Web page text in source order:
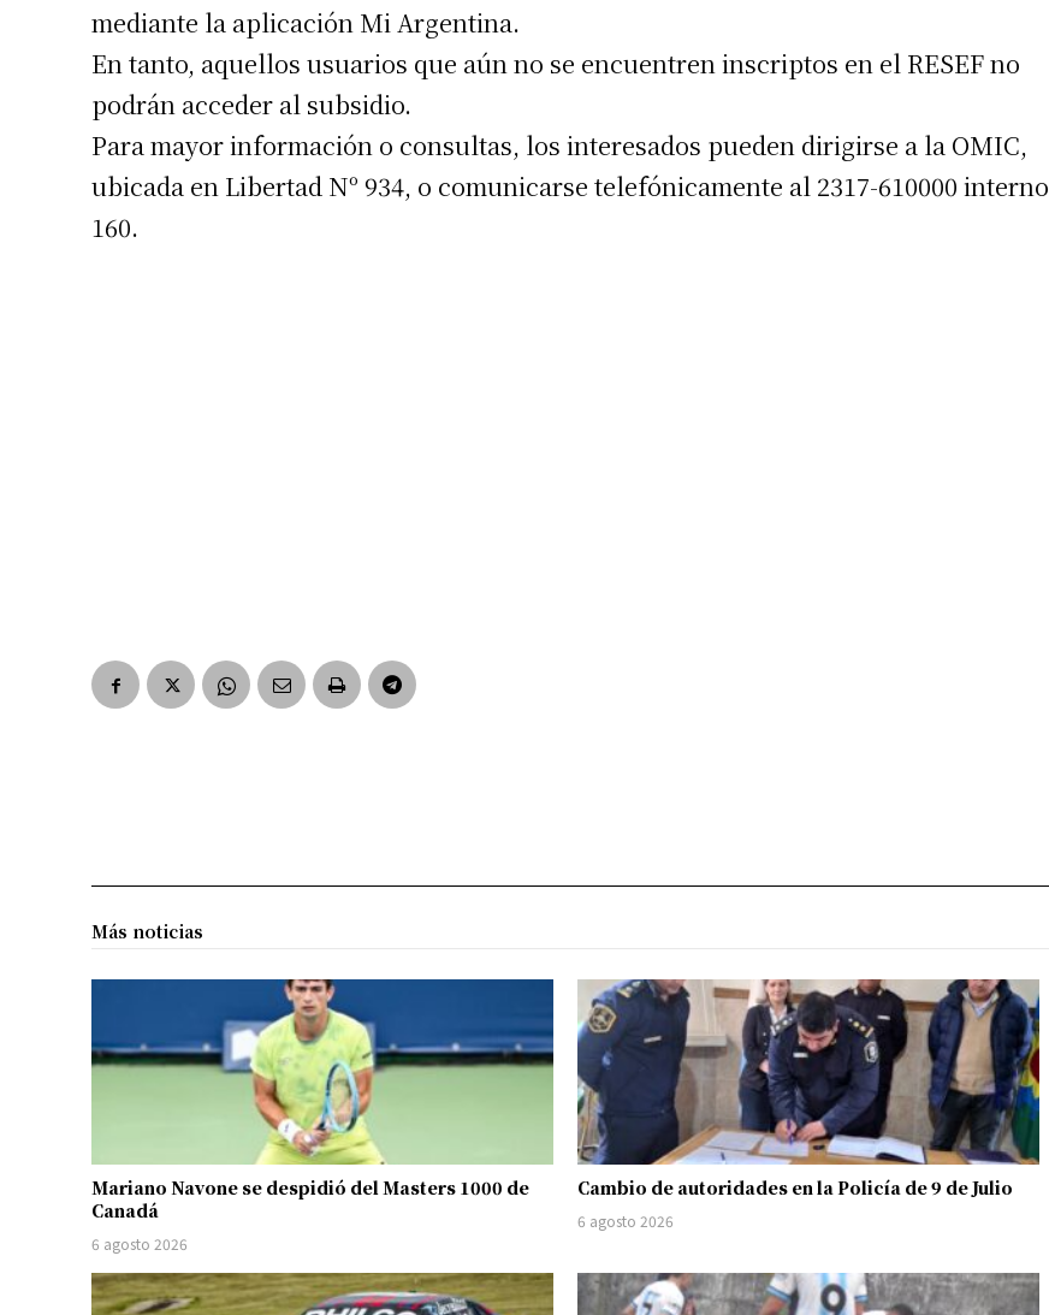
mediante la aplicación Mi Argentina.
En tanto, aquellos usuarios que aún no se encuentren inscriptos en el RESEF no
podrán acceder al subsidio.
Para mayor información o consultas, los interesados pueden dirigirse a la OMIC,
ubicada en Libertad Nº 934, o comunicarse telefónicamente al 2317-610000 interno
160.
Más noticias
Mariano Navone se despidió del Masters 1000 de
Canadá
6 agosto 2026
Cambio de autoridades en la Policía de 9 de Julio
6 agosto 2026